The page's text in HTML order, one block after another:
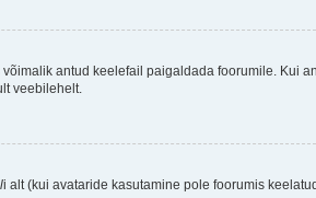
antud keelefail paigaldada foorumile. Kui
veebilehelt.
i alt (kui avataride kasutamine pole foorumis